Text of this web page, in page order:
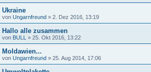
Ukraine
von Ungarnfreund » 2. Dez 2016, 13:19
Hallo alle zusammen
von BULL » 25. Okt 2016, 13:22
Moldawien...
von Ungarnfreund » 25. Aug 2014, 17:06